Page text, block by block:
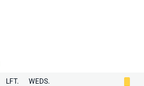
LFT. WEDS.